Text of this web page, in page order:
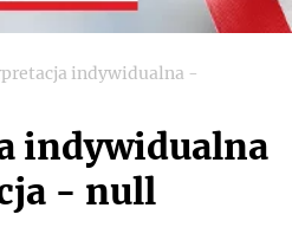
indywidualna -
indywidualna
- null